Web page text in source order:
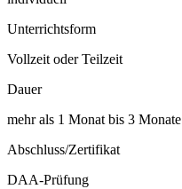
Unterrichtsform
Vollzeit oder Teilzeit
Dauer
mehr als 1 Monat bis 3 Monate
Abschluss/Zertifikat
DAA-Prüfung